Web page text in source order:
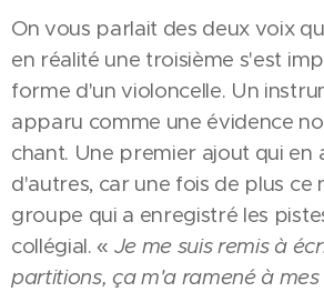
On vous parlait des deux voix
en réalité une troisième s'est
forme d'un violoncelle. Un
apparu comme une évidence
chant. Une premier ajout qui en
d'autres, car une fois de plus ce
groupe qui a enregistré les
collégial. « Je me suis remis à
partitions, ça m'a ramené à